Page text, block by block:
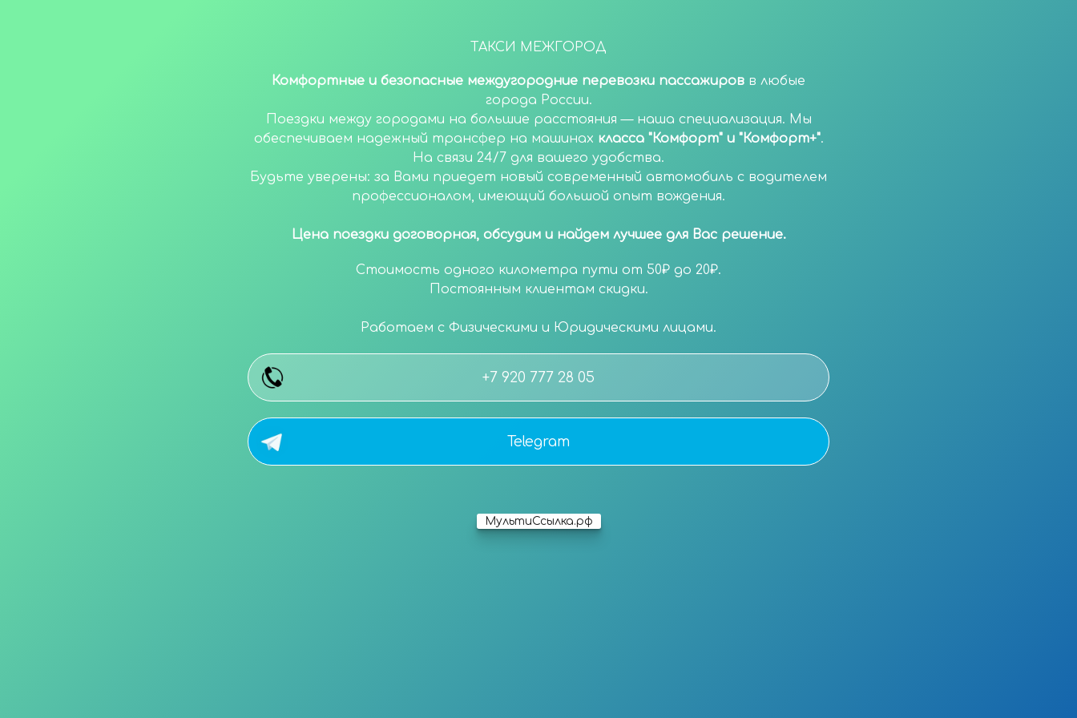
ТАКСИ МЕЖГОРОД
Комфортные и безопасные междугородние перевозки пассажиров в любые
города России.
Поездки между городами на большие расстояния — наша специализация. Мы
обеспечиваем надежный трансфер на машинах класса "Комфорт" и "Комфорт+".
На связи 24/7 для вашего удобства.
Будьте уверены: за Вами приедет новый современный автомобиль с водителем
профессионалом, имеющий большой опыт вождения.
Цена поездки договорная, обсудим и найдем лучшее для Вас решение.
Стоимость одного километра пути от 50₽ до 20₽.
Постоянным клиентам скидки.
Работаем с Физическими и Юридическими лицами.
+7 920 777 28 05
Telegram
МультиСсылка.рф